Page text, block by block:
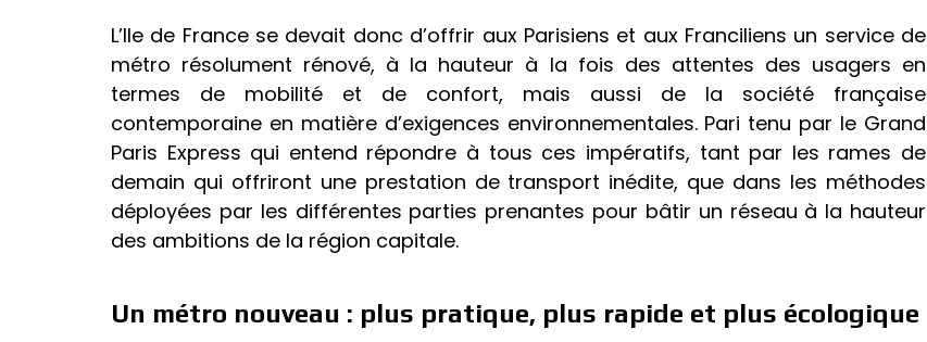
L’Ile de France se devait donc d’offrir aux Parisiens et aux Franciliens un service de
métro résolument rénové, à la hauteur à la fois des attentes des usagers en
termes de mobilité et de confort, mais aussi de la société française
contemporaine en matière d’exigences environnementales. Pari tenu par le Grand
Paris Express qui entend répondre à tous ces impératifs, tant par les rames de
demain qui offriront une prestation de transport inédite, que dans les méthodes
déployées par les différentes parties prenantes pour bâtir un réseau à la hauteur
des ambitions de la région capitale.
Un métro nouveau : plus pratique, plus rapide et plus écologique